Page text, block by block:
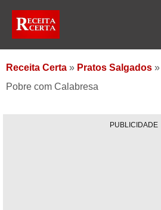
Receita Certa » Pratos Salgados »
Pobre com Calabresa
PUBLICIDADE